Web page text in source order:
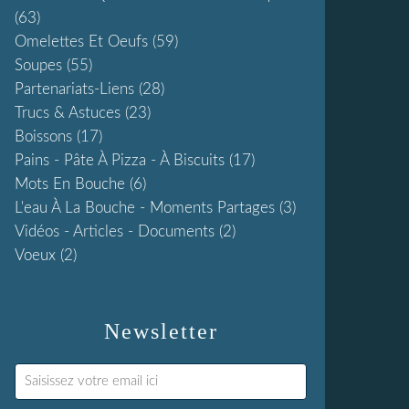
Newsletter
(63)
Omelettes Et Oeufs (59)
Soupes (55)
Partenariats-Liens (28)
Trucs & Astuces (23)
Boissons (17)
Pains - Pâte À Pizza - À Biscuits (17)
Mots En Bouche (6)
L'eau À La Bouche - Moments Partages (3)
Vidéos - Articles - Documents (2)
Voeux (2)